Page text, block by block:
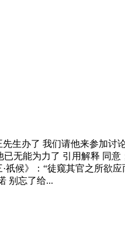
先生办了 我们请他来参加讨
无能为力了 引用解释 同
祇候》：“徒窥其官之所欲应
别忘了给...